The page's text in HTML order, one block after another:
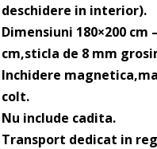
deschidere in interior).
Dimensiuni 180×200 cm
cm,sticla de 8 mm
Inchidere
colt.
Nu include cadita.
Transport dedicat in